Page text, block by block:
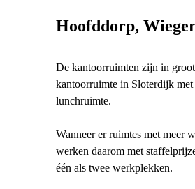
Hoofddorp,
De kantoorruimten zijn in
kantoorruimte in Sloterdijk met
lunchruimte.
Wanneer er ruimtes met meer
werken daarom met
één als twee werkplekken.